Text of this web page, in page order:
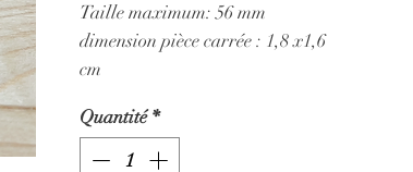
Taille maximum: 56 mm
dimension pièce carrée : 1,8 x1,6
cm
Quantité *